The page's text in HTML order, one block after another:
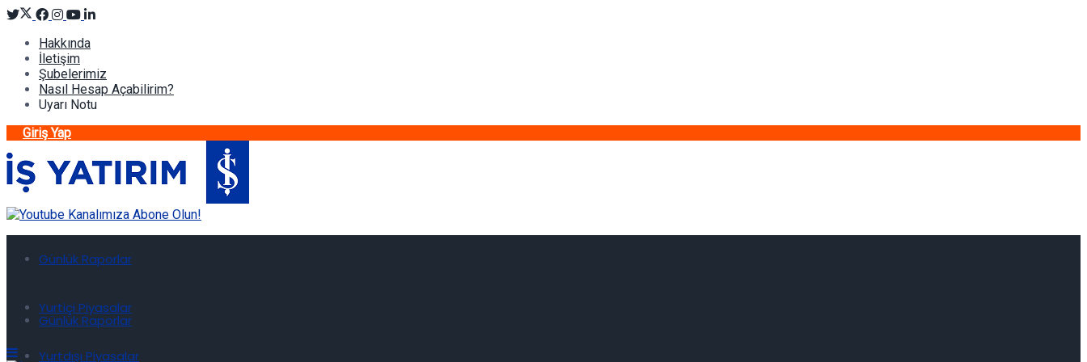
Hakkında
İletişim
Şubelerimiz
Nasıl Hesap Açabilirim?
Uyarı Notu
Giriş Yap
Günlük Raporlar
Yurtiçi Piyasalar
Yurtdışı Piyasalar
Günlük Raporlar